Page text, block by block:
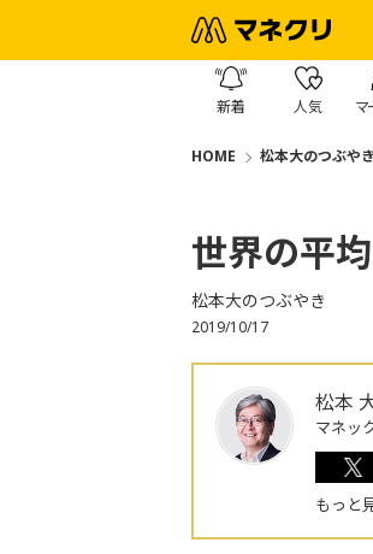
新着 人気 マ
HOME 松本大のつぶやき
世界の平均
松本大のつぶやき
2019/10/17
松本
マネッ
もっと